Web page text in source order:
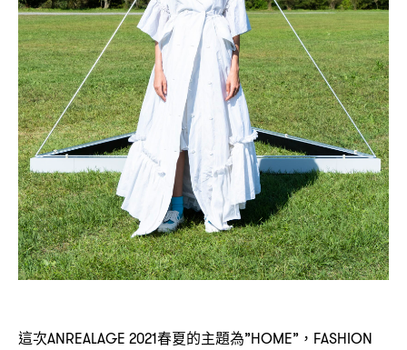
這次ANREALAGE 2021春夏的主題為”HOME”，FASHION